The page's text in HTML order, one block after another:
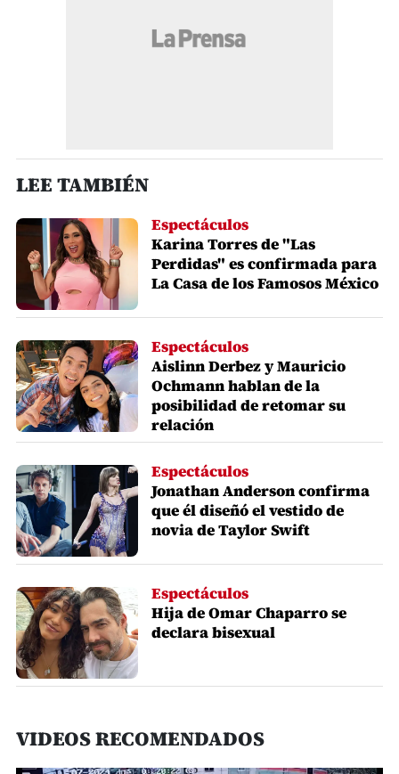
LEE TAMBIÉN
Espectáculos
Karina Torres de "Las
Perdidas" es confirmada para
La Casa de los Famosos México
Espectáculos
Aislinn Derbez y Mauricio
Ochmann hablan de la
posibilidad de retomar su
relación
Espectáculos
Jonathan Anderson confirma
que él diseñó el vestido de
novia de Taylor Swift
Espectáculos
Hija de Omar Chaparro se
declara bisexual
VIDEOS RECOMENDADOS